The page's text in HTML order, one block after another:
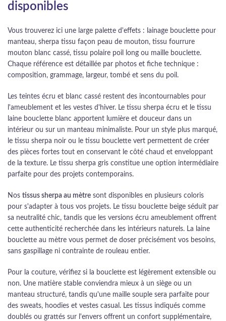
disponibles
Vous trouverez ici une large palette d'effets : lainage bouclette pour
manteau, sherpa tissu façon peau de mouton, tissu fourrure
mouton blanc cassé, tissu polaire poil long ou maille bouclette.
Chaque référence est détaillée par photos et fiche technique :
composition, grammage, largeur, tombé et sens du poil.
Les teintes écru et blanc cassé restent des incontournables pour
l'ameublement et les vestes d'hiver. Le tissu sherpa écru et le tissu
laine bouclette blanc apportent lumière et douceur dans un
intérieur ou sur un manteau minimaliste. Pour un style plus marqué,
le tissu sherpa noir ou le tissu bouclette vert permettent de créer
des pièces fortes tout en conservant le côté chaud et enveloppant
de la texture. Le tissu sherpa gris constitue une option intermédiaire
parfaite pour des projets contemporains.
Nos tissus sherpa au mètre sont disponibles en plusieurs coloris
pour s'adapter à tous vos projets. Le tissu bouclette beige séduit par
sa neutralité chic, tandis que les versions écru ameublement offrent
cette authenticité recherchée dans les intérieurs naturels. La laine
bouclette au mètre vous permet de doser précisément vos besoins,
sans gaspillage ni contrainte de rouleau entier.
Pour la couture, vérifiez si la bouclette est légèrement extensible ou
non. Une matière stable conviendra mieux à un siège ou un
manteau structuré, tandis qu'une maille souple sera parfaite pour
des sweats, hoodies et vestes casual. Les tissus indiqués comme
doublés ou grattés sur l'envers offrent un confort supplémentaire,